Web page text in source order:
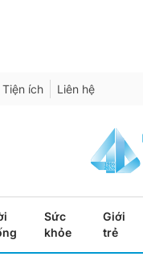
Tiện ích Liên hệ
Sức
khỏe
Giới
trẻ